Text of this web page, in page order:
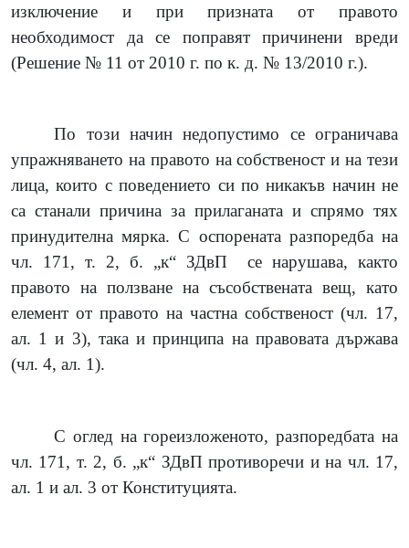
изключение и при призната от правото
необходимост да се поправят причинени вреди
(Решение № 11 от 2010 г. по к. д. № 13/2010 г.).
По този начин недопустимо се ограничава
упражняването на правото на собственост и на тези
лица, които с поведението си по никакъв начин не
са станали причина за прилаганата и спрямо тях
принудителна мярка. С оспорената разпоредба на
чл. 171, т. 2, б. „к“ ЗДвП
се нарушава, както
правото на ползване на съсобствената вещ, като
елемент от правото на частна собственост (чл. 17,
ал. 1 и 3), така и принципа на правовата държава
(чл. 4, ал. 1).
С оглед на гореизложеното, разпоредбата на
чл. 171, т. 2, б. „к“ ЗДвП противоречи и на чл. 17,
ал. 1 и ал. 3 от Конституцията.